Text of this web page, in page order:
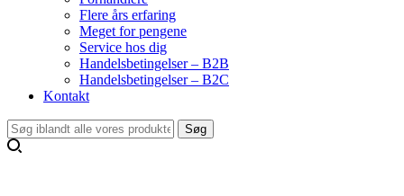
Flere års erfaring
Meget for pengene
Service hos dig
Handelsbetingelser – B2B
Handelsbetingelser – B2C
Kontakt